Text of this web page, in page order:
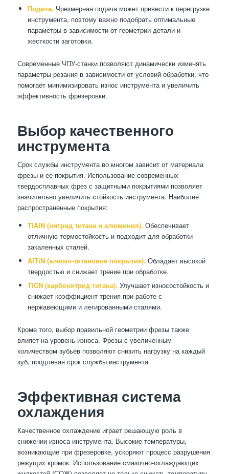
Подача. Чрезмерная подача может привести к перегрузке
инструмента, поэтому важно подобрать оптимальные
параметры в зависимости от геометрии детали и
жесткости заготовки.
Современные ЧПУ-станки позволяют динамически изменять
параметры резания в зависимости от условий обработки, что
помогает минимизировать износ инструмента и увеличить
эффективность фрезеровки.
Выбор качественного
инструмента
Срок службы инструмента во многом зависит от материала
фрезы и ее покрытия. Использование современных
твердосплавных фрез с защитными покрытиями позволяет
значительно увеличить стойкость инструмента. Наиболее
распространенные покрытия:
TiAlN (нитрид титана и алюминия). Обеспечивает
отличную термостойкость и подходит для обработки
закаленных сталей.
AlTiN (алюмо-титановое покрытие). Обладает высокой
твердостью и снижает трение при обработке.
TiCN (карбонитрид титана). Улучшает износостойкость и
снижает коэффициент трения при работе с
нержавеющими и легированными сталями.
Кроме того, выбор правильной геометрии фрезы также
влияет на уровень износа. Фрезы с увеличенным
количеством зубьев позволяют снизить нагрузку на каждый
зуб, продлевая срок службы инструмента.
Эффективная система
охлаждения
Качественное охлаждение играет решающую роль в
снижении износа инструмента. Высокие температуры,
возникающие при фрезеровке, ускоряют процесс разрушения
режущих кромок. Использование смазочно-охлаждающих